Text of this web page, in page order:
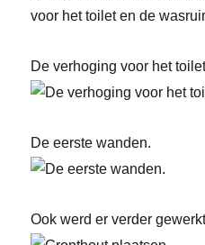
voor het toilet en de
De verhoging voor het
De eerste wanden.
Ook werd er verder